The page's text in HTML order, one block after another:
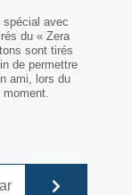
spécial avec
du « Zera
sont tirés
de permettre
ami, lors du